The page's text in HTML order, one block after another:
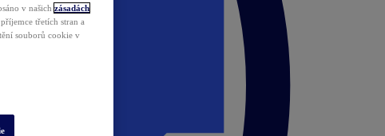
v našich zásadách
třetích stran a
souborů cookie v